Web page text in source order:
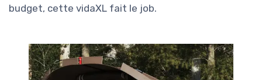
budget, cette vidaXL fait le job.